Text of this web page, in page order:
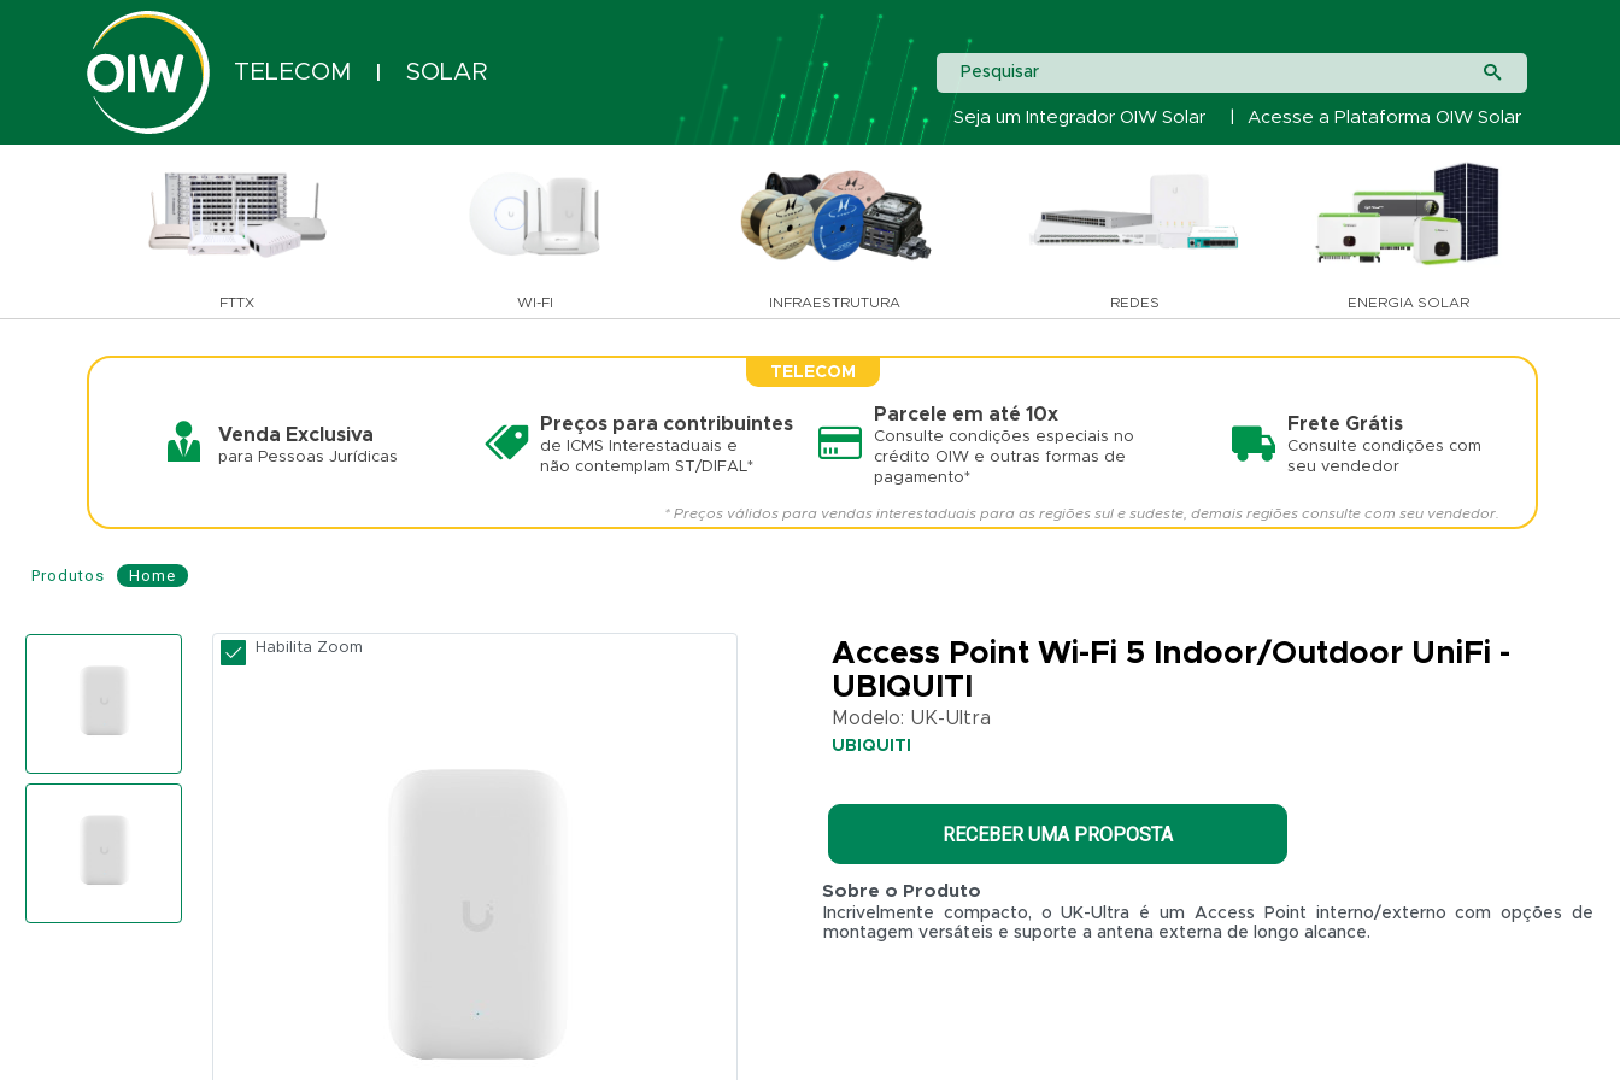
TELECOM SOLAR
Seja um Integrador OIW Solar Acesse a Plataforma OIW Solar
Pesquisar
FTTX WI-FI INFRAESTRUTURA REDES ENERGIA SOLAR
TELECOM
Venda Exclusiva
para Pessoas Jurídicas
Preços para contribuintes
de ICMS Interestaduais e
não contemplam ST/DIFAL*
Parcele em até 10x
Consulte condições especiais no
crédito OIW e outras formas de
pagamento*
Frete Grátis
Consulte condições com
seu vendedor
* Preços válidos para vendas interestaduais para as regiões sul e sudeste, demais regiões consulte com seu vendedor.
Home
Produtos
Access
Point
5
Indoor/Outdoor
UBIQUITI
Habilita Zoom
Access Point Wi-Fi 5 Indoor/Outdoor UniFi -
UBIQUITI
Modelo: UK-Ultra
UBIQUITI
RECEBER UMA PROPOSTA
Sobre o Produto
Incrivelmente compacto, o UK-Ultra é um Access Point interno/externo com opções de
montagem versáteis e suporte a antena externa de longo alcance.